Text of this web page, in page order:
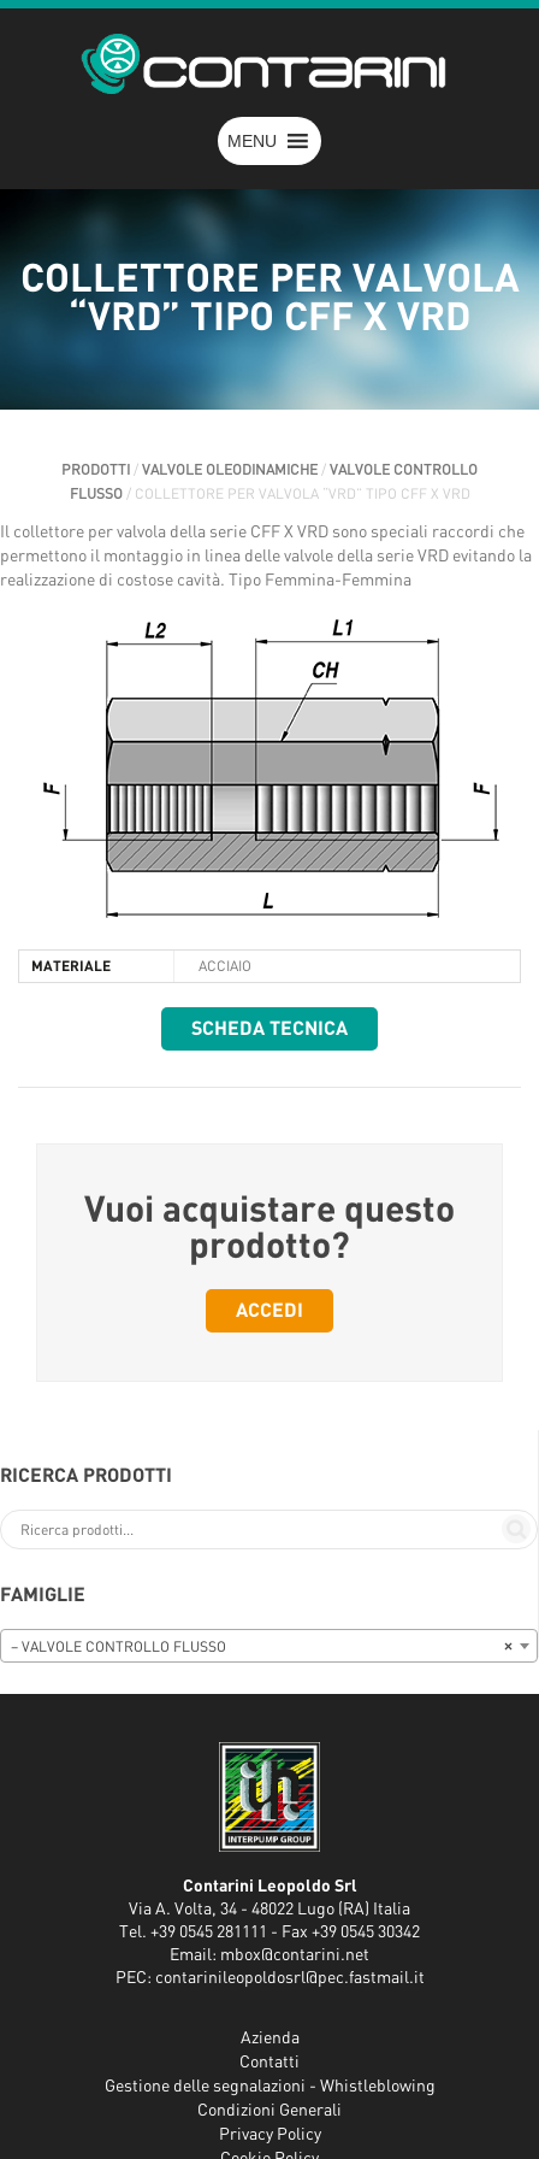
MENU
COLLETTORE PER VALVOLA
“VRD” TIPO CFF X VRD
PRODOTTI / VALVOLE OLEODINAMICHE / VALVOLE CONTROLLO
FLUSSO/ COLLETTORE PER VALVOLA “VRD” TIPO CFF X VRD
Il collettore per valvola della serie CFF X VRD sono speciali raccordi che
permettono il montaggio in linea delle valvole della serie VRD evitando la
realizzazione di costose cavità. Tipo Femmina-Femmina
MATERIALE ACCIAIO
SCHEDA TECNICA
Vuoi acquistare questo
prodotto?
ACCEDI
RICERCA PRODOTTI
FAMIGLIE
×
– VALVOLE CONTROLLO FLUSSO
Contarini Leopoldo Srl
Via A. Volta, 34 - 48022 Lugo (RA) Italia
Tel. +39 0545 281111 - Fax +39 0545 30342
Email: mbox@contarini.net
PEC: contarinileopoldosrl@pec.fastmail.it
Azienda
Contatti
Gestione delle segnalazioni - Whistleblowing
Condizioni Generali
Privacy Policy